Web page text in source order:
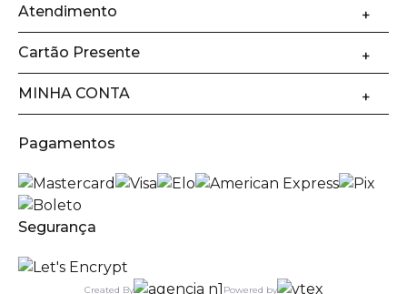
Atendimento
Cartão Presente
MINHA CONTA
Pagamentos
Segurança
Created By Powered by